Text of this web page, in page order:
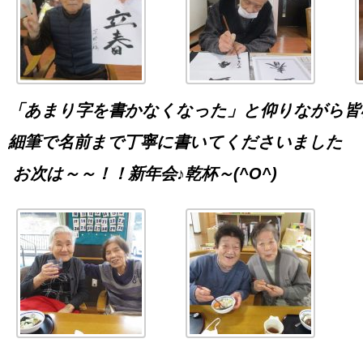
「あまり字を書かなくなった」と仰りながら
細筆で名前まで丁寧に書いてくださいました
お次は～～！！新年会♪乾杯～(^O^)